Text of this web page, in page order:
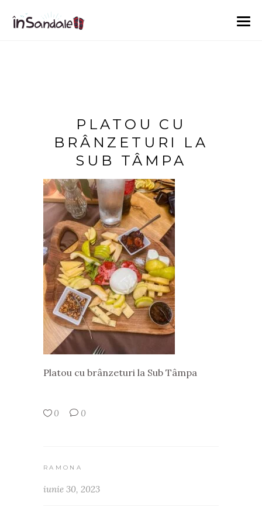
PLATOU CU
BRÂNZETURI LA
SUB TÂMPA
Platou cu brânzeturi la Sub Tâmpa
0 0
RAMONA
iunie 30, 2023